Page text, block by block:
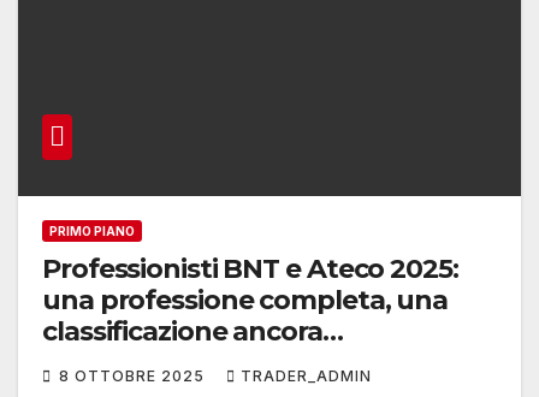
PRIMO PIANO
Professionisti BNT e Ateco 2025:
una professione completa, una
classificazione ancora
frammentata
8 OTTOBRE 2025 TRADER_ADMIN